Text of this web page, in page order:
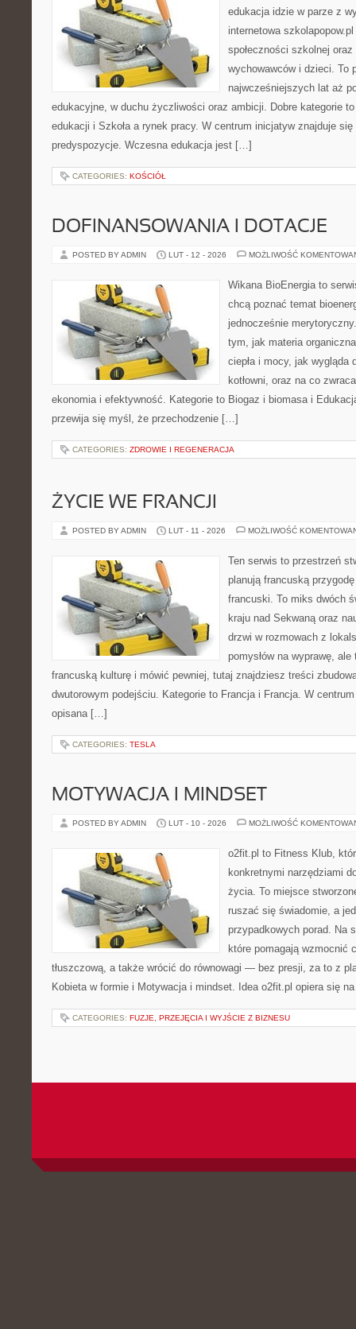
edukacja idzie w parze z
internetowa
społeczności szkolnej
wychowawców i dzieci. To
najwcześniejszych lat aż
edukacyjne, w duchu życzliwości oraz ambicji. Dobre kategorie
edukacji i Szkoła a rynek pracy. W centrum inicjatyw znajduje
predyspozycje. Wczesna edukacja jest […]
CATEGORIES: KOŚCIÓŁ
DOFINANSOWANIA I DOTACJE
POSTED BY ADMIN LUT - 12 - 2026 MOŻLIWOŚĆ
Wikana BioEnergia to
chcą poznać temat
jednocześnie
tym, jak materia
ciepła i mocy, jak wygląda
kotłowni, oraz na co
ekonomia i efektywność. Kategorie to Biogaz i biomasa i
przewija się myśl, że przechodzenie […]
CATEGORIES: ZDROWIE I REGENERACJA
ŻYCIE WE FRANCJI
POSTED BY ADMIN LUT - 11 - 2026 MOŻLIWOŚĆ
Ten serwis to przestrzeń
planują francuską
francuski. To miks dwóch
kraju nad Sekwaną oraz
drzwi w rozmowach z
pomysłów na wyprawę,
francuską kulturę i mówić pewniej, tutaj znajdziesz treści
dwutorowym podejściu. Kategorie to Francja i Francja. W
opisana […]
CATEGORIES: TESLA
MOTYWACJA I MINDSET
POSTED BY ADMIN LUT - 10 - 2026 MOŻLIWOŚĆ
o2fit.pl to Fitness Klub,
konkretnymi narzędziami
życia. To miejsce
ruszać się świadomie, a
przypadkowych porad. Na
które pomagają wzmocnić
tłuszczową, a także wrócić do równowagi — bez presji, za to z
Kobieta w formie i Motywacja i mindset. Idea o2fit.pl opiera się
CATEGORIES: FUZJE, PRZEJĘCIA I WYJŚCIE Z BIZNESU